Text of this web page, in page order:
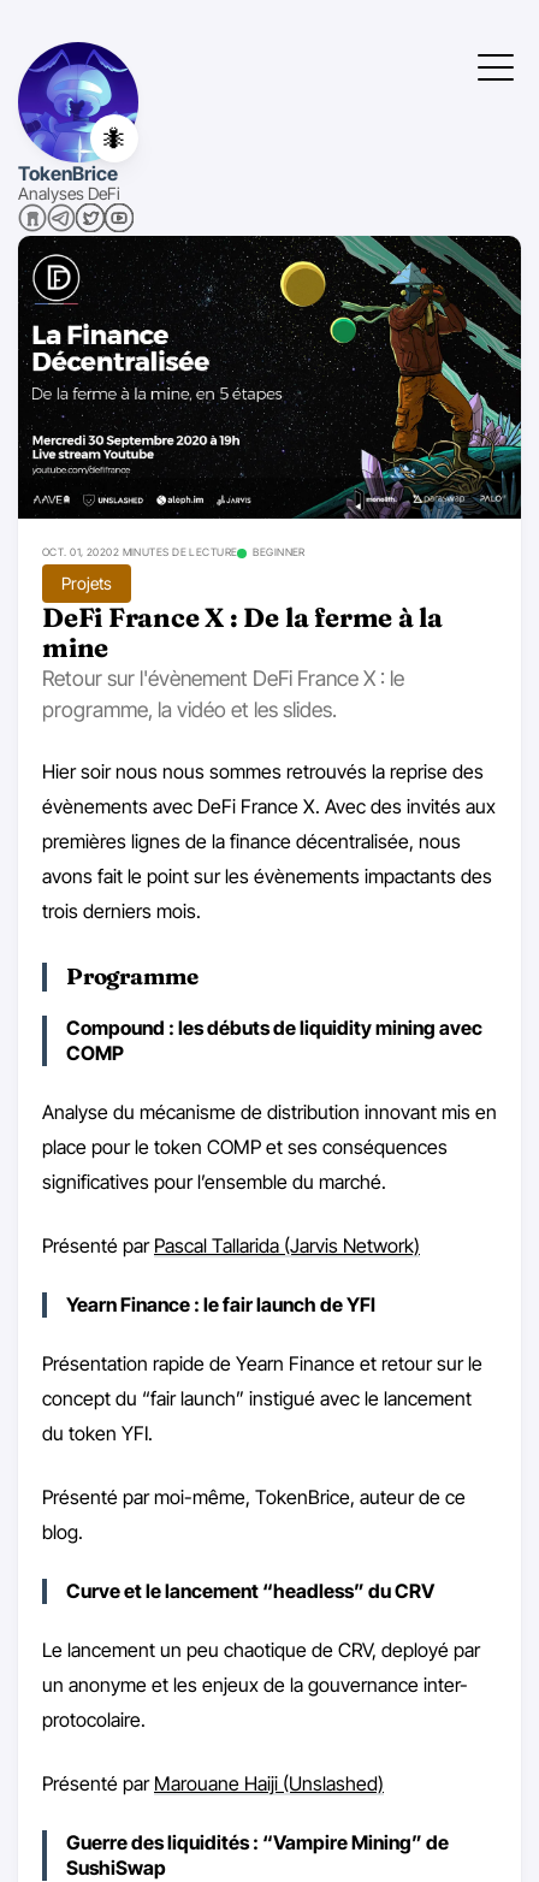
🐜
TokenBrice
Analyses DeFi
Projets
OCT. 01, 20202 MINUTES DE LECTURE BEGINNER
DeFi France X : De la ferme à la
mine
Retour sur l'évènement DeFi France X : le
programme, la vidéo et les slides.
Hier soir nous nous sommes retrouvés la reprise des
évènements avec DeFi France X. Avec des invités aux
premières lignes de la finance décentralisée, nous
avons fait le point sur les évènements impactants des
trois derniers mois.
Programme
Compound : les débuts de liquidity mining avec
COMP
Analyse du mécanisme de distribution innovant mis en
place pour le token COMP et ses conséquences
significatives pour l’ensemble du marché.
Présenté par Pascal Tallarida (Jarvis Network)
Yearn Finance : le fair launch de YFI
Présentation rapide de Yearn Finance et retour sur le
concept du “fair launch” instigué avec le lancement
du token YFI.
Présenté par moi-même, TokenBrice, auteur de ce
blog.
Curve et le lancement “headless” du CRV
Le lancement un peu chaotique de CRV, deployé par
un anonyme et les enjeux de la gouvernance inter-
protocolaire.
Présenté par Marouane Haiji (Unslashed)
Guerre des liquidités : “Vampire Mining” de
SushiSwap